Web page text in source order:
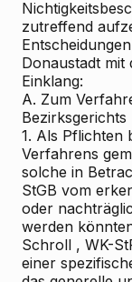
zutreffend
Donaustadt mit
Einklang:
A. Zum
Bezirksgerichts
1. Als Pflichten
Verfahrens
solche in
StGB vom
oder
werden
Schroll , WK-
einer